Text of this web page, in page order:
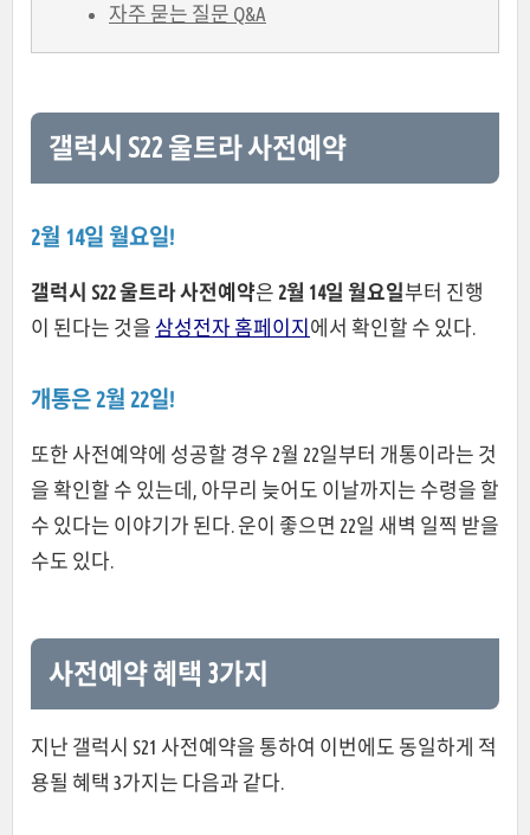
자주 묻는 질문 Q&A
갤럭시 S22 울트라 사전예약
2월 14일 월요일!
갤럭시 S22 울트라 사전예약은 2월 14일 월요일부터 진행
이 된다는 것을 삼성전자 홈페이지 에서 확인할 수 있다.
개통은 2월 22일!
또한 사전예약에 성공할 경우 2월 22일부터 개통이라는 것
을 확인할 수 있는데, 아무리 늦어도 이날까지는 수령을 할
수 있다는 이야기가 된다. 운이 좋으면 22일 새벽 일찍 받을
수도 있다.
사전예약 혜택 3가지
지난 갤럭시 S21 사전예약을 통하여 이번에도 동일하게 적
용될 혜택 3가지는 다음과 같다.